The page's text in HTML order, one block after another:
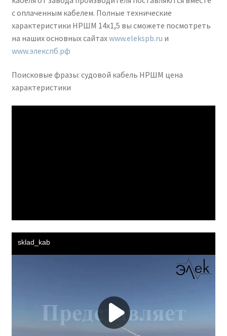
с оплаченным кабелем. Полные технические
характеристики НРШМ 14х1,5 вы сможете посмотреть
на наших основных сайтахwww.elekspb.ru и
www.элекспб.рф
Поисковые фразы: судовой кабель НРШМ цена
характеристики